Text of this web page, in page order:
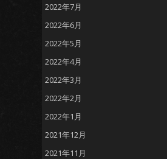
2022年7月
2022年6月
2022年5月
2022年4月
2022年3月
2022年2月
2022年1月
2021年12月
2021年11月